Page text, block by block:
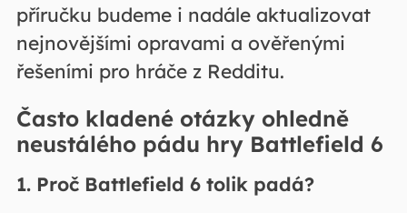
příručku budeme i nadále aktualizovat
nejnovějšími opravami a ověřenými
řešeními pro hráče z Redditu.
Často kladené otázky ohledně
neustálého pádu hry Battlefield 6
1. Proč Battlefield 6 tolik padá?